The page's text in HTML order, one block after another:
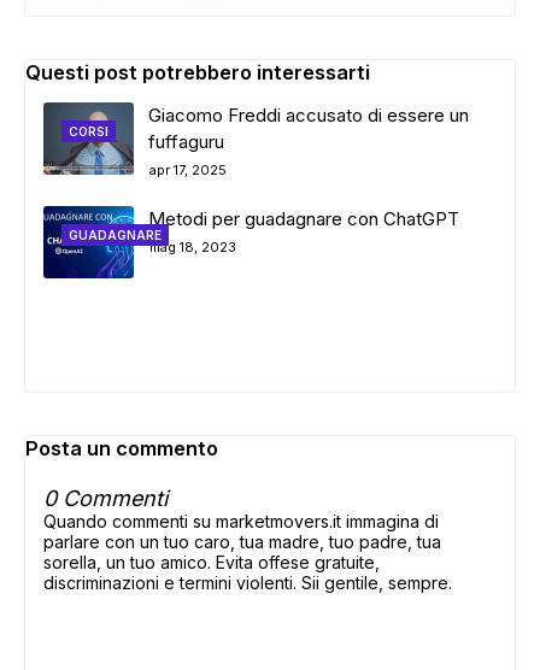
Questi post potrebbero interessarti
CORSI
Giacomo Freddi accusato di essere un
fuffaguru
apr 17, 2025
GUADAGNARE
Metodi per guadagnare con ChatGPT
mag 18, 2023
Posta un commento
0 Commenti
Quando commenti su marketmovers.it immagina di
parlare con un tuo caro, tua madre, tuo padre, tua
sorella, un tuo amico. Evita offese gratuite,
discriminazioni e termini violenti. Sii gentile, sempre.